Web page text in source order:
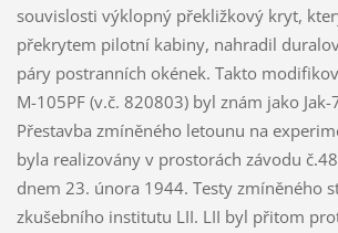
souvislosti výklopný překližkový kryt,
překrytem pilotní kabiny, nahradil
páry postranních okének. Takto
M-105PF (v.č. 820803) byl znám jako Jak-
Přestavba zmíněného letounu na
byla realizovány v prostorách závodu
dnem 23. února 1944. Testy zmíněného
zkušebního institutu LII. LII byl přitom